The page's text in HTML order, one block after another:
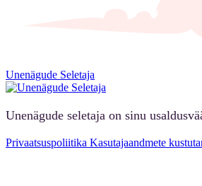
Unenägude Seletaja
Unenägude seletaja on sinu
Privaatsuspoliitika Kasutajaandmete